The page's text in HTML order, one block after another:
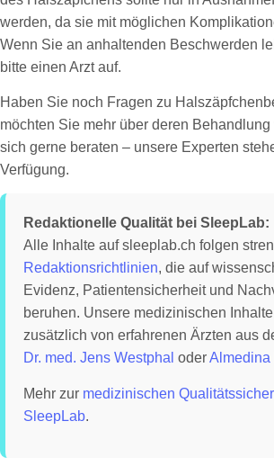
werden, da sie mit möglichen
Wenn Sie an anhaltenden Beschwerden
bitte einen Arzt auf.
Haben Sie noch Fragen zu
möchten Sie mehr über deren
sich gerne beraten – unsere Experten
Verfügung.
Redaktionelle Qualität bei SleepLab:
Alle Inhalte auf sleeplab.ch folgen
Redaktionsrichtlinien, die auf
Evidenz, Patientensicherheit und
beruhen. Unsere medizinischen
zusätzlich von erfahrenen Ärzten aus
Dr. med. Jens Westphal oderAlmedina
Mehr zur medizinischen
SleepLab.